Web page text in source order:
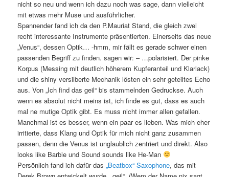
nicht so neu und wenn ich dazu noch was sage, dann vielleicht
mit etwas mehr Muse und ausführlicher.
Spannender fand ich da den P.Mauriat Stand, die gleich zwei
recht interessante Instrumente präsentierten. Einerseits das neue
„Venus“, dessen Optik… -hmm, mir fällt es gerade schwer einen
passenden Begriff zu finden. sagen wir: – …polarisiert. Der pinke
Korpus (Messing mit deutlich höherem Kupferanteil und Klarlack)
und die shiny versilberte Mechanik lösten ein sehr geteiltes Echo
aus. Von „Ich find das geil“ bis stammelnden Gedruckse. Auch
wenn es absolut nicht meins ist, ich finde es gut, dass es auch
mal ne mutige Optik gibt. Es muss nicht immer allen gefallen.
Manchmal ist es besser, wenn ein paar es lieben. Was mich eher
irritierte, dass Klang und Optik für mich nicht ganz zusammen
passen, denn die Venus ist unglaublich zentriert und direkt. Also
looks like Barbie und Sound sounds like He-Man
Persönlich fand ich dafür das„Beatbox“ Saxophone, das mit